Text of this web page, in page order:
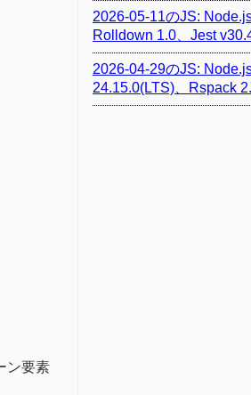
ン要素
2026-05-11のJS: Node.js
Rolldown 1.0、Jest
2026-04-29のJS:
24.15.0(LTS)、Rspack